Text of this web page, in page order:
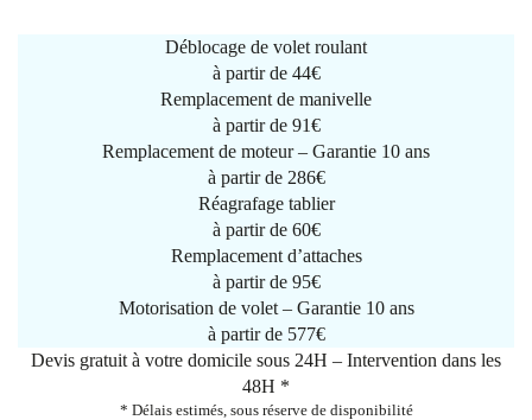
Déblocage de volet roulant
à partir de 44€
Remplacement de manivelle
à partir de 91€
Remplacement de moteur – Garantie 10 ans
à partir de 286€
Réagrafage tablier
à partir de 60€
Remplacement d’attaches
à partir de 95€
Motorisation de volet – Garantie 10 ans
à partir de 577€
Devis gratuit à votre domicile sous 24H – Intervention dans les
48H *
* Délais estimés, sous réserve de disponibilité